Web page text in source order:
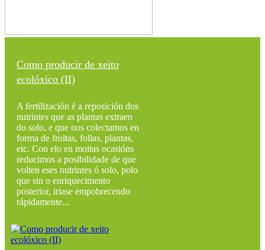
Como producir de xeito
ecolóxico (II)
A fertilización é a reposición dos
nutrintes que as plantas extraen
do solo, e que nos colectamos en
forma de froitas, follas, plantas,
etc. Con elo en moitas ocasións
reducimos a posibilidade de que
volten eses nutrintes ó solo, polo
que sin o enriquecimento
posterior, iriase empobrecendo
rápidamente...